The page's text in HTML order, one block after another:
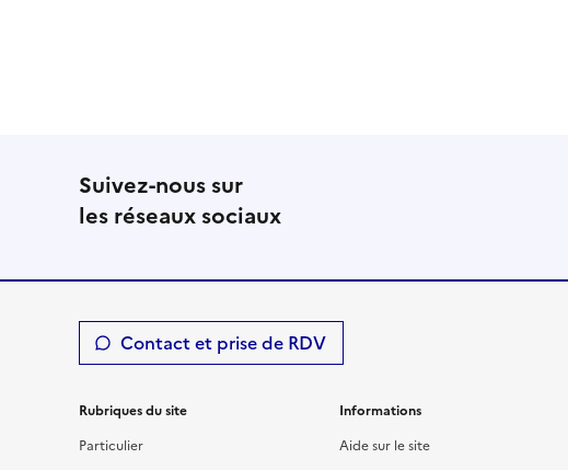
Suivez-nous sur
les réseaux sociaux
Contact et prise de RDV
Rubriques du site
Particulier
Informations
Aide sur le site